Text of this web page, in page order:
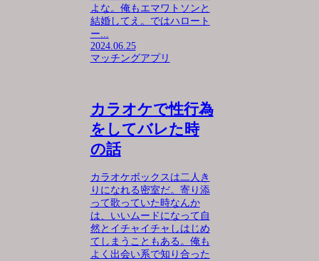
よな。俺もエマワトソンと
結婚してえ。ではハロート
ー...
2024.06.25
マッチングアプリ
カラオケで性行為
をしてバレた時
の話
カラオケボックスは二人き
りになれる密室だ。寄り添
って歌っていた時なんか
は、いいムードになって自
然とイチャイチャしはじめ
てしまうこともある。俺も
よく出会い系で知り合った